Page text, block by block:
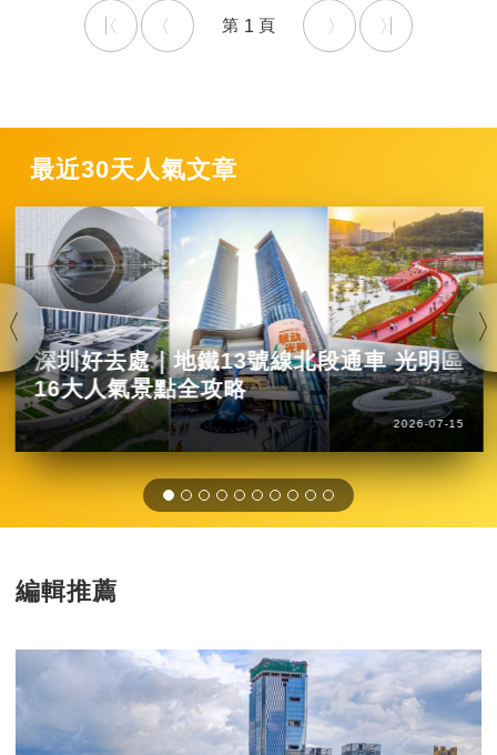
古時，能夠做到過則無
憚改的，就有著名的「周處
除三害」故事。
百姓見他紛紛躲避。
有一天，他聽到一位老
人說起當地有「三害」：一
二是水下有...
1
最近30天人氣文章
深圳好去處｜地鐵13號線北段通車 光明區
16大人氣景點全攻略
2026-07-15
編輯推薦